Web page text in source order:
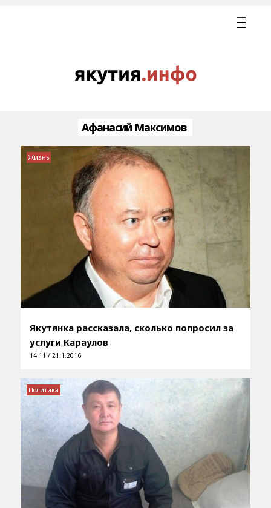
Афанасий Максимов
Якутянка рассказала, сколько попросил за
услуги Караулов
14:11 / 21.1.2016
Жизнь
Политика